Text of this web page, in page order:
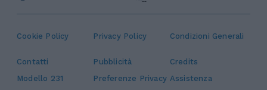
Cookie Policy Privacy Policy Condizioni Generali
Contatti Pubblicità
Credits
Modello 231
Preferenze Privacy Assistenza